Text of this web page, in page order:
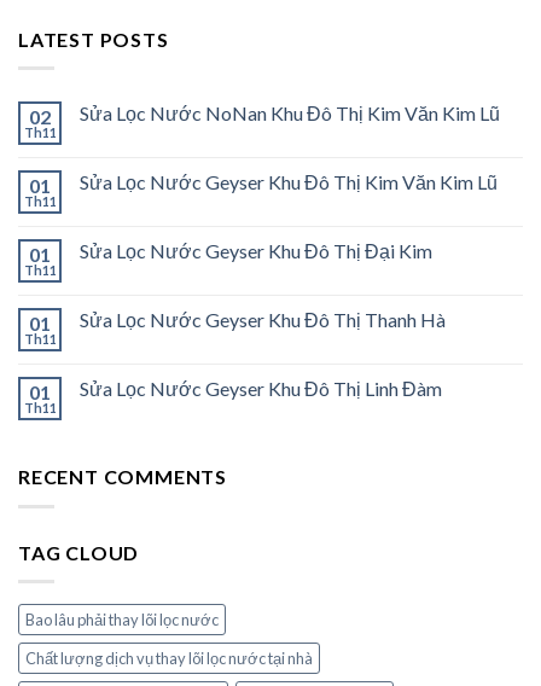
LATEST POSTS
02
Th11
Sửa Lọc Nước NoNan Khu Đô Thị Kim Văn Kim Lũ
01
Th11
Sửa Lọc Nước Geyser Khu Đô Thị Kim Văn Kim Lũ
01
Th11
Sửa Lọc Nước Geyser Khu Đô Thị Đại Kim
01
Th11
Sửa Lọc Nước Geyser Khu Đô Thị Thanh Hà
01
Th11
Sửa Lọc Nước Geyser Khu Đô Thị Linh Đàm
RECENT COMMENTS
TAG CLOUD
Bao lâu phải thay lõi lọc nước
Chất lượng dịch vụ thay lõi lọc nước tại nhà